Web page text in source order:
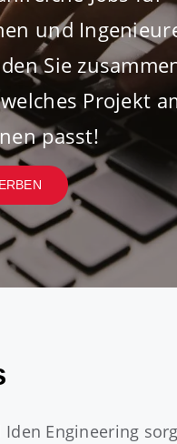
Standorte
Über uns
und
Sie
Projekt
passt!
Engineering